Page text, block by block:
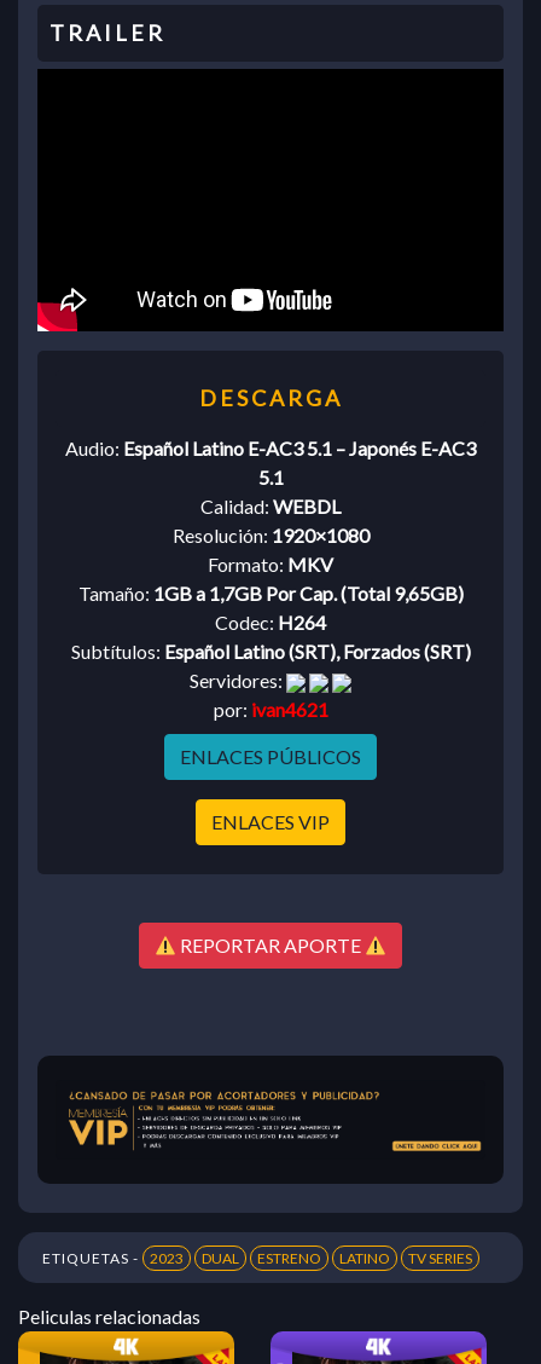
Audio: Español Latino E-AC3 5.1 – Japonés E-AC3
5.1
Calidad: WEBDL
Resolución: 1920×1080
Formato: MKV
Tamaño: 1GB a 1,7GB Por Cap. (Total 9,65GB)
Codec: H264
Subtítulos: Español Latino (SRT), Forzados (SRT)
Servidores:
por: ivan4621
ENLACES PÚBLICOS
ENLACES VIP
REPORTAR APORTE
ETIQUETAS - 2023 DUAL ESTRENO LATINO TV SERIES
Peliculas relacionadas